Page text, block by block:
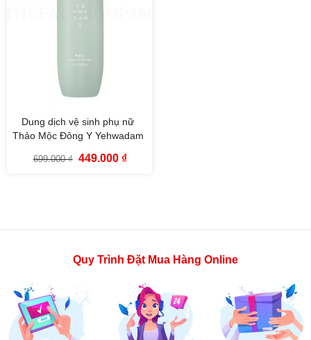
Dung dịch vệ sinh phụ nữ
Thảo Mộc Đông Y Yehwadam
(200ml)
699.000₫ Giá
449.000 ₫Giá
Quy Trình Đặt Mua Hàng Online